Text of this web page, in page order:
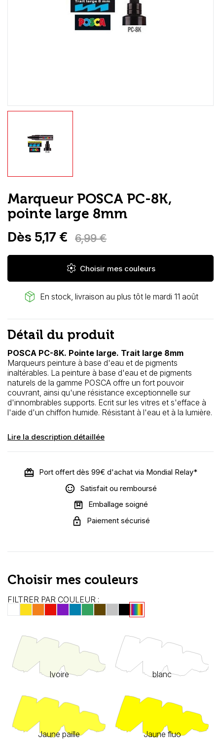
Coffrets & cadeaux
Marqueur POSCA PC-8K,
pointe large 8mm
Dès 5,17 € 6,99 €
settings Choisir mes couleurs
package_2 En stock, livraison au plus tôt le mardi 11 août
Détail du produit
POSCA PC-8K. Pointe large. Trait large 8mm
Marqueurs peinture à base d'eau et de pigments
inaltérables. La peinture à base d'eau et de pigments
naturels de la gamme POSCA offre un fort pouvoir
couvrant, ainsi qu'une résistance exceptionnelle sur
d'innombrables supports. Ecrit sur les vitres et s'efface à
l'aide d'un chiffon humide. Résistant à l'eau et à la lumière.
Lire la description détaillée
Port offert dès 99€ d'achat via Mondial Relay*
Satisfait ou remboursé
Emballage soigné
Paiement sécurisé
Choisir mes couleurs
FILTRER PAR COULEUR :
Ivoire blanc
Jaune paille Jaune fluo